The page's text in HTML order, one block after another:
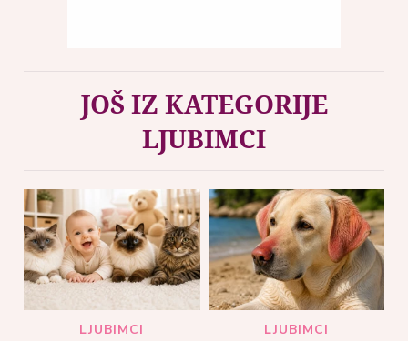
JOŠ IZ KATEGORIJE
LJUBIMCI
LJUBIMCI LJUBIMCI